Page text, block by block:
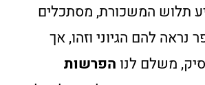
תלוש המשכורת, מסתכלים
נראה להם הגיוני וזהו, אך
משלם לנו הפרשות